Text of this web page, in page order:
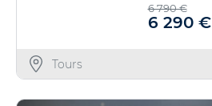
6 790 €
6 290 €
Tours